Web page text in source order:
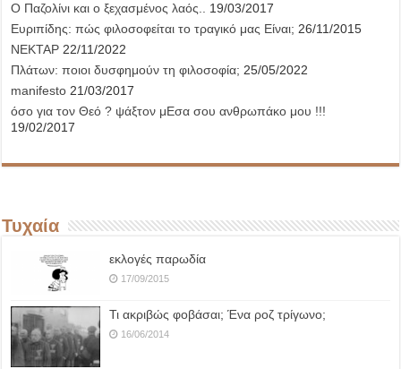
Ο Παζολίνι και ο ξεχασμένος λαός.. 19/03/2017
Ευριπίδης: πώς φιλοσοφείται το τραγικό μας Είναι; 26/11/2015
ΝΕΚΤΑΡ 22/11/2022
Πλάτων: ποιοι δυσφημούν τη φιλοσοφία; 25/05/2022
manifesto 21/03/2017
όσο για τον Θεό ? ψάξτον μΕσα σου ανθρωπάκο μου !!!
19/02/2017
Τυχαία
εκλογές παρωδία
17/09/2015
Τι ακριβώς φοβάσαι; Ένα ροζ τρίγωνο;
16/06/2014